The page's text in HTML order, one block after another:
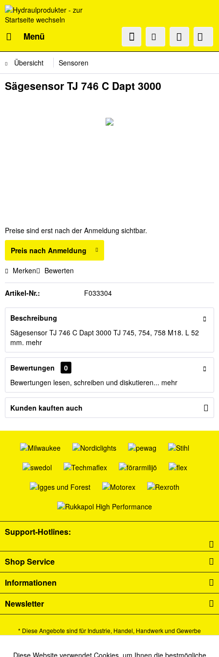
Menü
Übersicht Sensoren
Sägesensor TJ 746 C Dapt 3000
Preise sind erst nach der Anmeldung sichtbar.
Preis nach Anmeldung
Merken Bewerten
Artikel-Nr.: F033304
Beschreibung
Sägesensor TJ 746 C Dapt 3000 TJ 745, 754, 758 M18. L 52
mm. mehr
Bewertungen
0
Bewertungen lesen, schreiben und diskutieren... mehr
Kunden kauften auch
Support-Hotlines:
Shop Service
Informationen
Newsletter
* Diese Angebote sind für Industrie, Handel, Handwerk und Gewerbe
Alle Preise verstehen sich zzgl. Mehrwertsteuer undVersandkostenund ggf.
Aktiv
Diese Website verwendet Cookies, um Ihnen die bestmögliche